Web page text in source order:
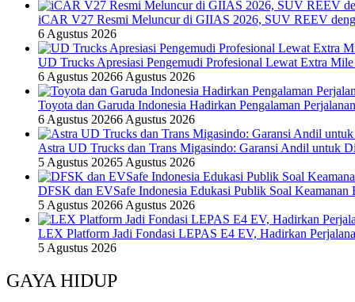
iCAR V27 Resmi Meluncur di GIIAS 2026, SUV REEV
6 Agustus 2026
UD Trucks Apresiasi Pengemudi Profesional Lewat Extra
6 Agustus 20266 Agustus 2026
Toyota dan Garuda Indonesia Hadirkan Pengalaman
6 Agustus 20266 Agustus 2026
Astra UD Trucks dan Trans Migasindo: Garansi Andil untuk
5 Agustus 20265 Agustus 2026
DFSK dan EVSafe Indonesia Edukasi Publik Soal
5 Agustus 20266 Agustus 2026
LEX Platform Jadi Fondasi LEPAS E4 EV, Hadirkan
5 Agustus 2026
GAYA HIDUP